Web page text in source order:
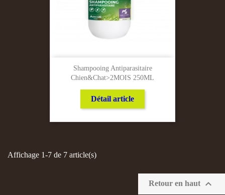
Shampooing Antiparasitaire
Chien&chat>2MOIS 250ML
Détail article
Affichage 1-7 de 7 article(s)
Retour en haut 